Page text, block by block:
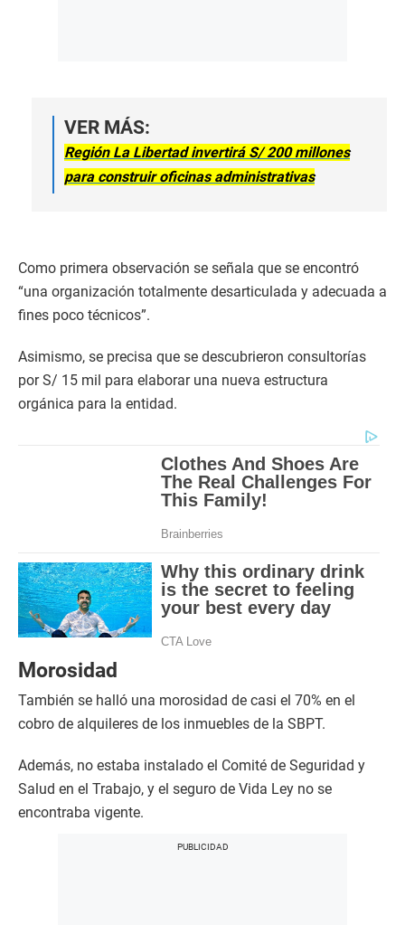
VER MÁS:
Región La Libertad invertirá S/ 200 millones
para construir oficinas administrativas
Como primera observación se señala que se encontró
“una organización totalmente desarticulada y adecuada a
fines poco técnicos”.
Asimismo, se precisa que se descubrieron consultorías
por S/ 15 mil para elaborar una nueva estructura
orgánica para la entidad.
Morosidad
También se halló una morosidad de casi el 70% en el
cobro de alquileres de los inmuebles de la SBPT.
Además, no estaba instalado el Comité de Seguridad y
Salud en el Trabajo, y el seguro de Vida Ley no se
encontraba vigente.